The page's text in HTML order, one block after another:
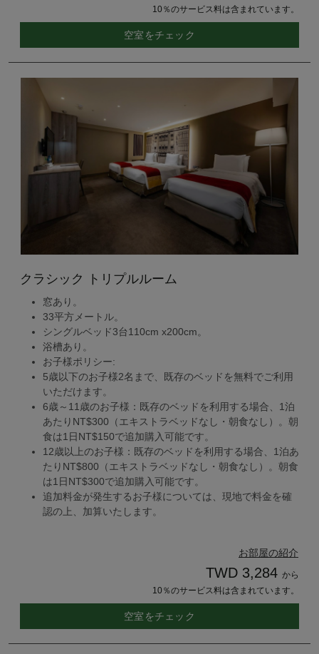
10％のサービス料は含まれています。
空室をチェック
クラシック トリプルルーム
窓あり。
33平方メートル。
シングルベッド3台110cm x200cm。
浴槽あり。
お子様ポリシー:
5歳以下のお子様2名まで、既存のベッドを無料でご利用
いただけます。
6歳～11歳のお子様：既存のベッドを利用する場合、1泊
あたりNT$300（エキストラベッドなし・朝食なし）。朝
食は1日NT$150で追加購入可能です。
12歳以上のお子様：既存のベッドを利用する場合、1泊あ
たりNT$800（エキストラベッドなし・朝食なし）。朝食
は1日NT$300で追加購入可能です。
追加料金が発生するお子様については、現地で料金を確
認の上、加算いたします。
お部屋の紹介
TWD 3,284 から
10％のサービス料は含まれています。
空室をチェック